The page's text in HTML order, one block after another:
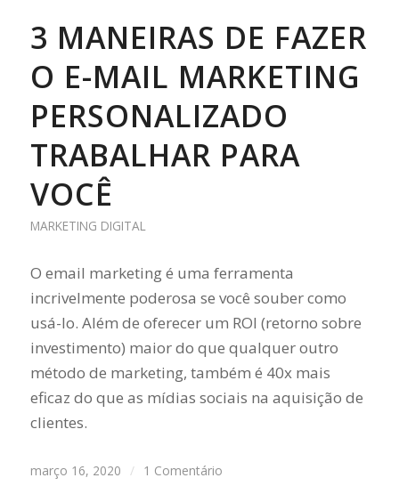
3 MANEIRAS DE FAZER
O E-MAIL MARKETING
PERSONALIZADO
TRABALHAR PARA
VOCÊ
MARKETING DIGITAL
O email marketing é uma ferramenta
incrivelmente poderosa se você souber como
usá-lo. Além de oferecer um ROI (retorno sobre
investimento) maior do que qualquer outro
método de marketing, também é 40x mais
eficaz do que as mídias sociais na aquisição de
clientes.
março 16, 2020 / 1 Comentário